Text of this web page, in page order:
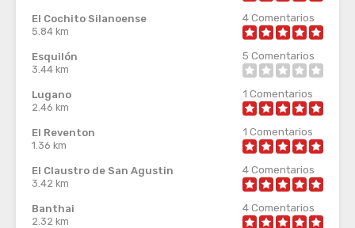
El Cochito Silanoense
5.84 km
4Comentarios
Esquilón
3.44 km
5 Comentarios
Lugano
2.46 km
1 Comentarios
El Reventon
1.36 km
1 Comentarios
El Claustro de San Agustin
3.42 km
4Comentarios
Banthai
2.32 km
4Comentarios